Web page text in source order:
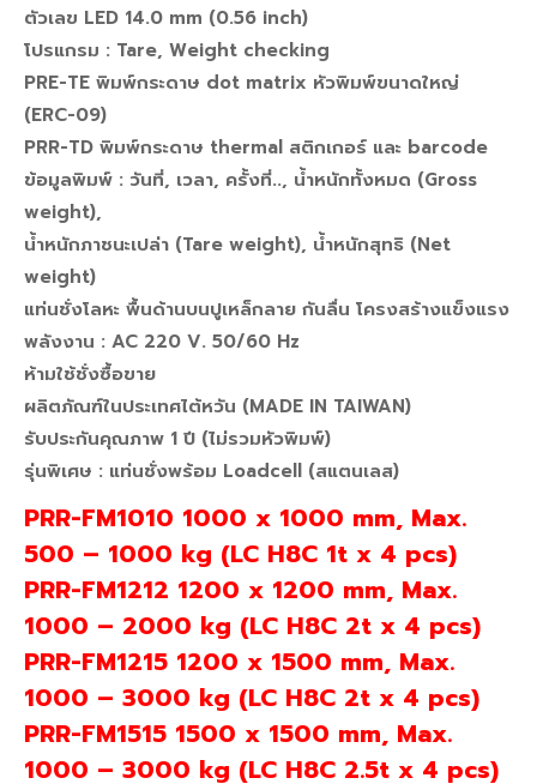
ตัวเลข LED 14.0 mm (0.56 inch)
โปรแกรม : Tare, Weight checking
PRE-TE พิมพ์กระดาษ dot matrix หัวพิมพ์ขนาดใหญ่
(ERC-09)
PRR-TD พิมพ์กระดาษ thermal สติกเกอร์ และ barcode
ข้อมูลพิมพ์ : วันที่, เวลา, ครั้งที่.., น้ำหนักทั้งหมด (Gross
weight),
น้ำหนักภาชนะเปล่า (Tare weight), น้ำหนักสุทธิ (Net
weight)
แท่นชั่งโลหะ พื้นด้านบนปูเหล็กลาย กันลื่น โครงสร้างแข็งแรง
พลังงาน : AC 220 V. 50/60 Hz
ห้ามใช้ชั่งซื้อขาย
ผลิตภัณฑ์ในประเทศไต้หวัน (MADE IN TAIWAN)
รับประกันคุณภาพ 1 ปี (ไม่รวมหัวพิมพ์)
รุ่นพิเศษ : แท่นชั่งพร้อม Loadcell (สแตนเลส)
PRR-FM1010 1000 x 1000 mm, Max.
500 – 1000 kg (LC H8C 1t x 4 pcs)
PRR-FM1212 1200 x 1200 mm, Max.
1000 – 2000 kg (LC H8C 2t x 4 pcs)
PRR-FM1215 1200 x 1500 mm, Max.
1000 – 3000 kg (LC H8C 2t x 4 pcs)
PRR-FM1515 1500 x 1500 mm, Max.
1000 – 3000 kg (LC H8C 2.5t x 4 pcs)